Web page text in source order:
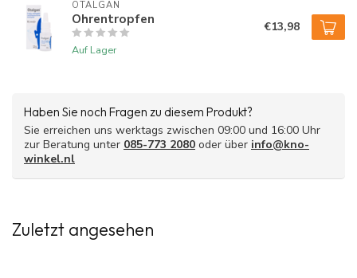
Inhaltsstoffe.
OTALGAN
Ohrentropfen
Auf Lager
€13,98
Haben Sie noch Fragen zu diesem Produkt?
Sie erreichen uns werktags zwischen 09:00 und 16:00 Uhr
zur Beratung unter 085-773 2080 oder über info@kno-
winkel.nl
Zuletzt angesehen